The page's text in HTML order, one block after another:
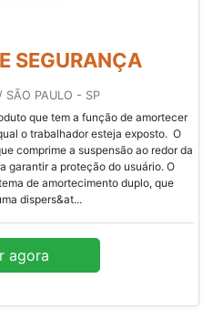
SEGURANÇA
SÃO PAULO - SP
que tem a função de amortecer
o trabalhador esteja exposto. O
comprime a suspensão ao redor da
garantir a proteção do usuário. O
de amortecimento duplo, que
dispers&at...
agora